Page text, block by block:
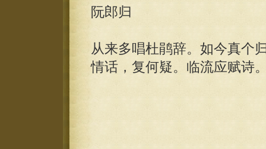
阮郎归
从来多唱杜鹃辞。如今真个
情话，复何疑。临流应赋诗